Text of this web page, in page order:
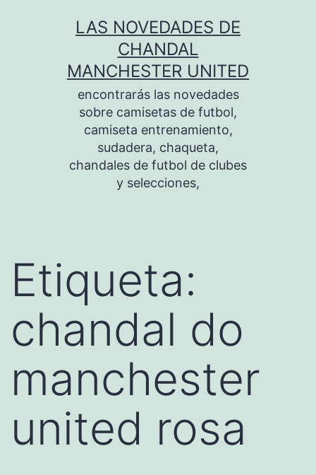
LAS NOVEDADES DE
CHANDAL
MANCHESTER UNITED
encontrarás las novedades
sobre camisetas de futbol,
camiseta entrenamiento,
sudadera, chaqueta,
chandales de futbol de clubes
y selecciones,
Etiqueta:
chandal do
manchester
united rosa